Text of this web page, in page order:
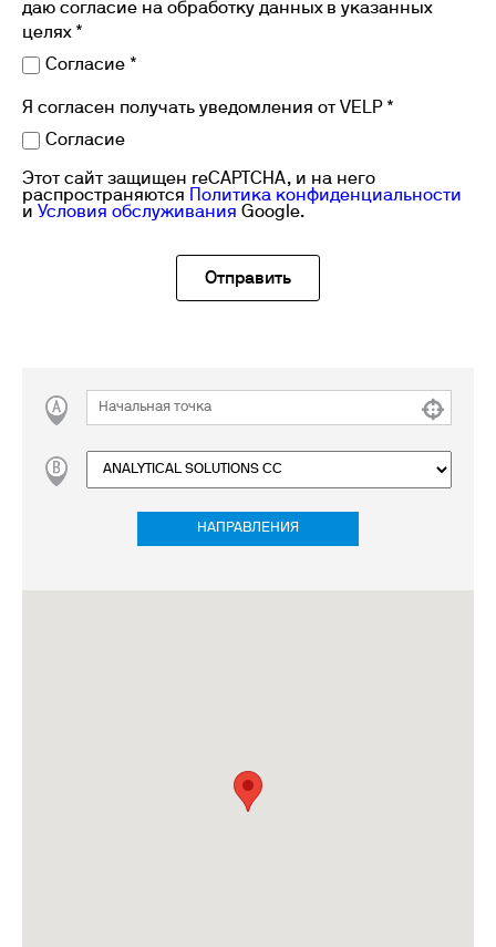
даю согласие на обработку данных в указанных
целях *
Согласие *
Я согласен получать уведомления от VELP *
Согласие
Этот сайт защищен reCAPTCHA, и на него
распространяются
Политика конфиденциальности
и Условия обслуживания Google.
НАПРАВЛЕНИЯ